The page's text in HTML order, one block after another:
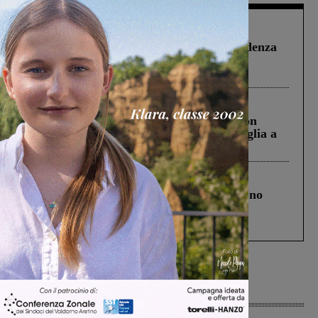
Figline Incisa Valdarno 1 Agosto 2026
Piscina di Figline finanziata oltre la scadenza
Pnrr, il gruppo di Fratelli d’Italia: “Un
ringraziamento al Governo”
Cronaca 3 Agosto 2026
Scomparso da una struttura di Castiglion
Fiorentino l’uomo che aveva ucciso la figlia a
Levane nel 2020
Cronaca 4 Agosto 2026
Un anno fa la strage in A1 in cui morirono
Gianni, Giulia e Franco. Lo schianto, il
processo, lo stop ai sorpassi fra tir....